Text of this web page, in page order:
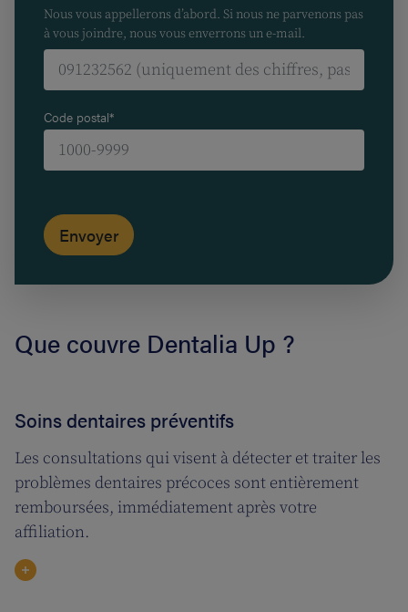
Nous vous appellerons d’abord. Si nous ne parvenons pas
à vous joindre, nous vous enverrons un e-mail.
Code postal*
Que couvre Dentalia Up ?
Soins dentaires préventifs
Les consultations qui visent à détecter et traiter les
problèmes dentaires précoces sont entièrement
remboursées, immédiatement après votre
affiliation.